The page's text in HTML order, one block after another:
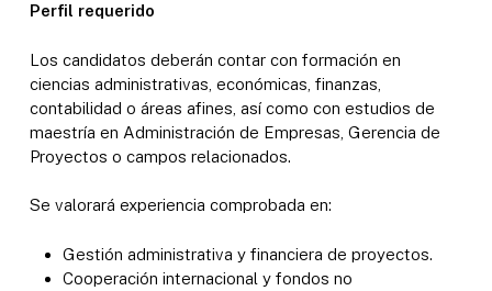
Perfil requerido
Los candidatos deberán contar con formación en
ciencias administrativas, económicas, finanzas,
contabilidad o áreas afines, así como con estudios de
maestría en Administración de Empresas, Gerencia de
Proyectos o campos relacionados.
Se valorará experiencia comprobada en:
Gestión administrativa y financiera de proyectos.
Cooperación internacional y fondos no